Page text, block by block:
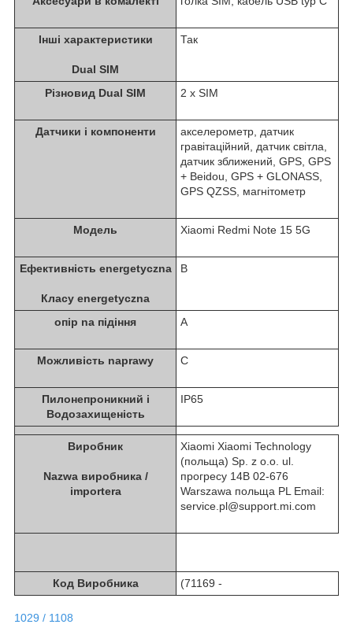
Інші характеристики
Dual SIM
Так
Різновид Dual SIM 2 x SIM
Датчики i компоненти
акселерометр, датчик
гравітаційний, датчик світла,
датчик зближений, GPS, GPS
+ Beidou, GPS + GLONASS,
GPS QZSS, магнітометр
Модель Xiaomi Redmi Note 15 5G
Ефективність energetyczna
Класу energetyczna
B
опір na підіння A
Можливість naprawy C
Пилонепроникний i
Водозахищеність
IP65
Виробник
Nazwa виробника /
importera
Xiaomi Xiaomi Technology
(польща) Sp. z o.o. ul.
прогресу 14B 02-676
Warszawa польща PL Email:
service.pl@support.mi.com
Код Виробника (71169 -
1029 / 1108